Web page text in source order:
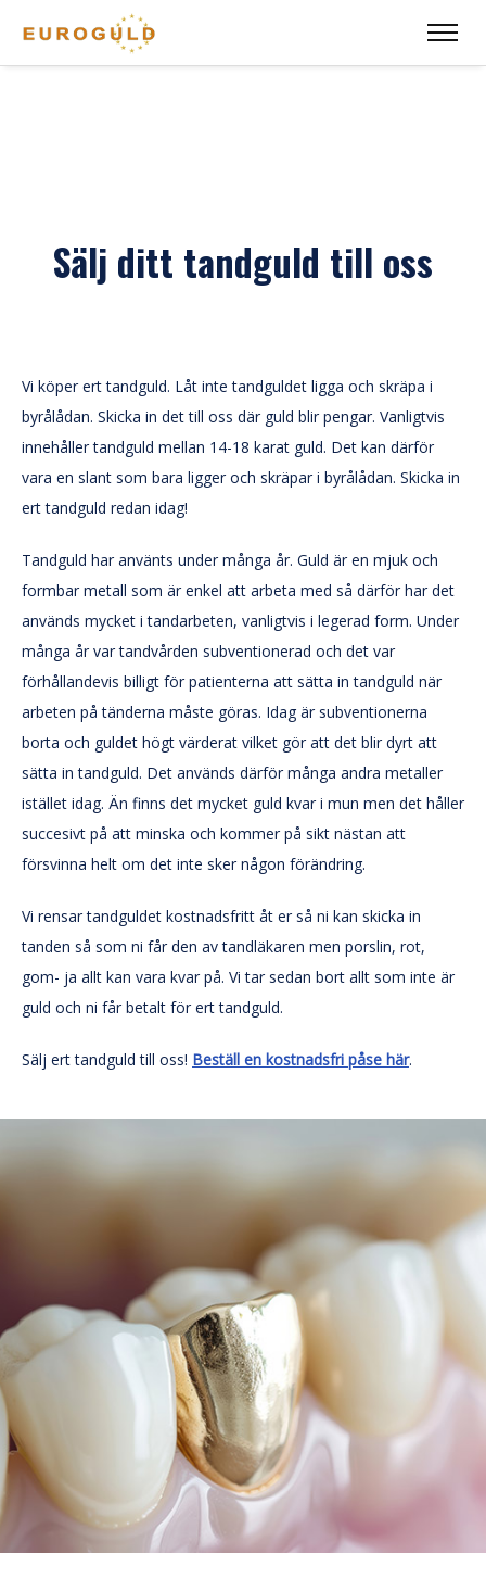
Sälj ditt tandguld till oss
Vi köper ert tandguld. Låt inte tandguldet ligga och skräpa i
byrålådan. Skicka in det till oss där guld blir pengar. Vanligtvis
innehåller tandguld mellan 14-18 karat guld. Det kan därför
vara en slant som bara ligger och skräpar i byrålådan. Skicka in
ert tandguld redan idag!
Tandguld har använts under många år. Guld är en mjuk och
formbar metall som är enkel att arbeta med så därför har det
används mycket i tandarbeten, vanligtvis i legerad form. Under
många år var tandvården subventionerad och det var
förhållandevis billigt för patienterna att sätta in tandguld när
arbeten på tänderna måste göras. Idag är subventionerna
borta och guldet högt värderat vilket gör att det blir dyrt att
sätta in tandguld. Det används därför många andra metaller
istället idag. Än finns det mycket guld kvar i mun men det håller
succesivt på att minska och kommer på sikt nästan att
försvinna helt om det inte sker någon förändring.
Vi rensar tandguldet kostnadsfritt åt er så ni kan skicka in
tanden så som ni får den av tandläkaren men porslin, rot,
gom- ja allt kan vara kvar på. Vi tar sedan bort allt som inte är
guld och ni får betalt för ert tandguld.
Sälj ert tandguld till oss! Beställ en kostnadsfri påse här.